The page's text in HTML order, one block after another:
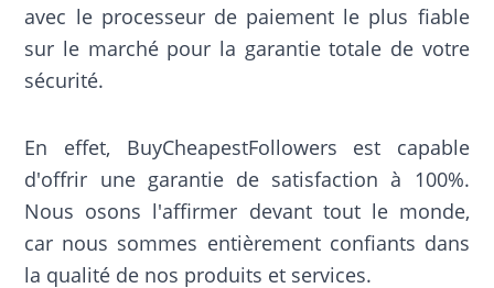
avec le processeur de paiement le plus fiable
sur le marché pour la garantie totale de votre
sécurité.
En effet, BuyCheapestFollowers est capable
d'offrir une garantie de satisfaction à 100%.
Nous osons l'affirmer devant tout le monde,
car nous sommes entièrement confiants dans
la qualité de nos produits et services.